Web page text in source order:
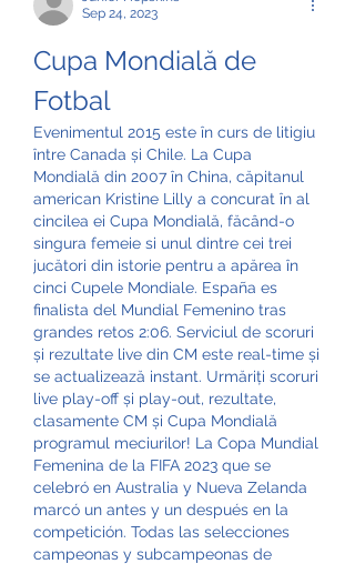
Sep 24, 2023
Cupa Mondială de
Fotbal
Evenimentul 2015 este în curs de litigiu
între Canada și Chile. La Cupa
Mondială din 2007 în China, căpitanul
american Kristine Lilly a concurat în al
cincilea ei Cupa Mondială, făcând-o
singura femeie si unul dintre cei trei
jucători din istorie pentru a apărea în
cinci Cupele Mondiale. España es
finalista del Mundial Femenino tras
grandes retos 2:06. Serviciul de scoruri
și rezultate live din CM este real-time și
se actualizează instant. Urmăriți scoruri
live play-off și play-out, rezultate,
clasamente CM și Cupa Mondială
programul meciurilor! La Copa Mundial
Femenina de la FIFA 2023 que se
celebró en Australia y Nueva Zelanda
marcó un antes y un después en la
competición. Todas las selecciones
campeonas y subcampeonas de